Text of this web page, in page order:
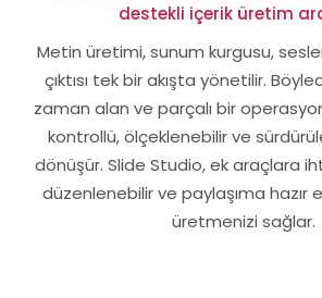
destekli içerik üretim
Metin üretimi, sunum kurgusu,
çıktısı tek bir akışta yönetilir.
zaman alan ve parçalı bir
kontrollü, ölçeklenebilir ve
dönüşür. Slide Studio, ek araçlara
düzenlenebilir ve paylaşıma hazır
üretmenizi sağlar.